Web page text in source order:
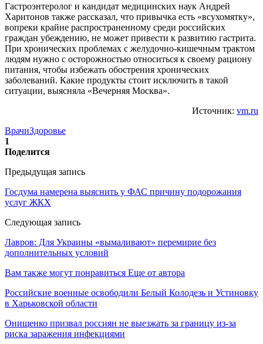
Гастроэнтеролог и кандидат медицинских наук Андрей
Харитонов также рассказал, что привычка есть «всухомятку»,
вопреки крайне распространенному среди российских
граждан убеждению, не может привести к развитию гастрита.
При хронических проблемах с желудочно-кишечным трактом
людям нужно с осторожностью относиться к своему рациону
питания, чтобы избежать обострения хронических
заболеваний. Какие продукты стоит исключить в такой
ситуации, выясняла «Вечерняя Москва».
Источник: vm.ru
ВрачиЗдоровье
1
Поделится
Предыдущая запись
Госдума намерена выяснить у ФАС причину подорожания
услуг ЖКХ
Следующая запись
Лавров: Для Украины «вымаливают» перемирие без
дополнительных условий
Вам также могут понравиться Еще от автора
Российские военные освободили Белый Колодезь и Устиновку
в Харьковской области
Онищенко призвал россиян не выезжать за границу из-за
риска заражения инфекциями